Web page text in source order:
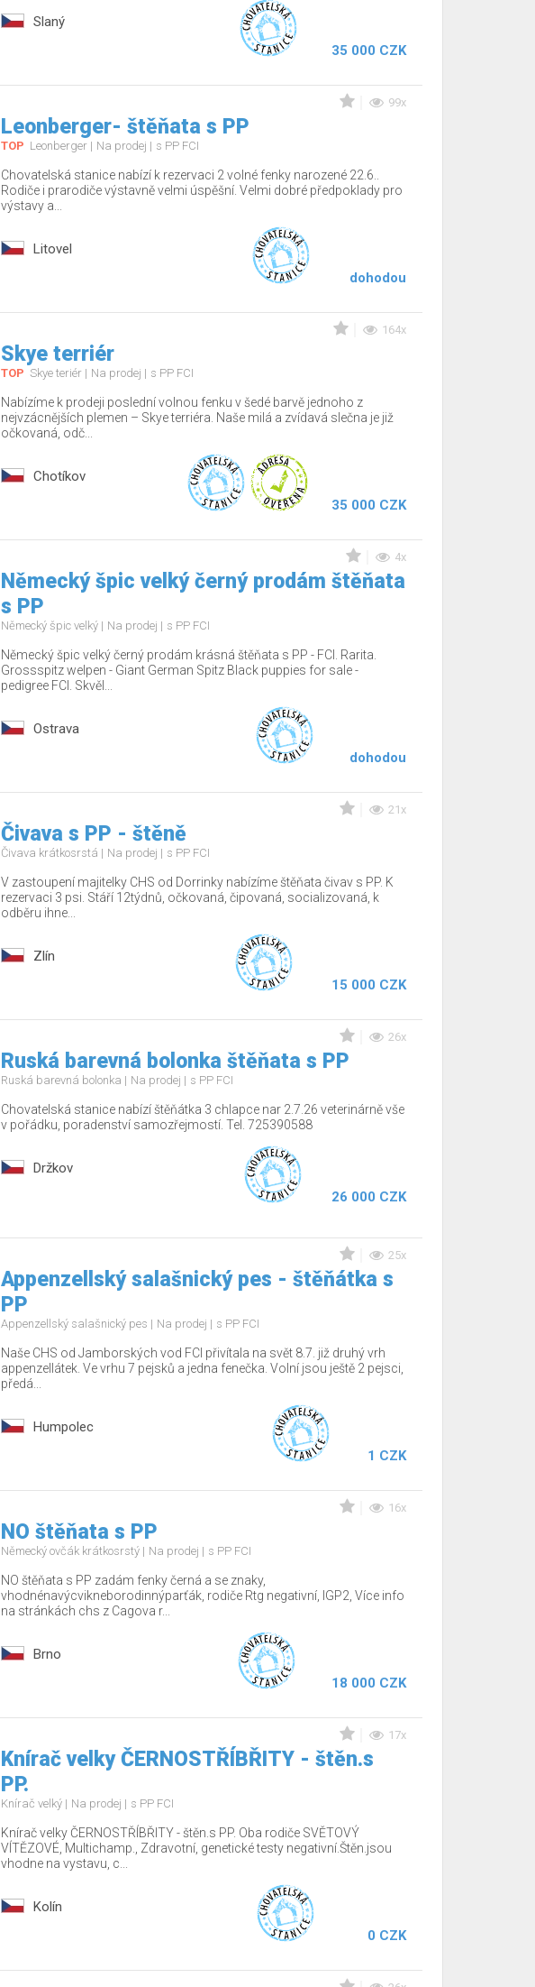
Slaný
35 000 CZK
99x
Leonberger- štěňata s PP
TOP Leonberger Na prodej s PP FCI
Chovatelská stanice nabízí k rezervaci 2 volné fenky narozené 22.6..
Rodiče i prarodiče výstavně velmi úspěšní. Velmi dobré předpoklady pro
výstavy a...
Litovel
dohodou
164x
Skye terriér
TOP Skye teriér Na prodej s PP FCI
Nabízíme k prodeji poslední volnou fenku v šedé barvě jednoho z
nejvzácnějších plemen – Skye terriéra. Naše milá a zvídavá slečna je již
očkovaná, odč...
Chotíkov
35 000 CZK
4x
Německý špic velký černý prodám štěňata
s PP
Německý špic velký Na prodej s PP FCI
Německý špic velký černý prodám krásná štěňata s PP - FCI. Rarita.
Grossspitz welpen - Giant German Spitz Black puppies for sale -
pedigree FCI. Skvěl...
Ostrava
dohodou
21x
Čivava s PP - štěně
Čivava krátkosrstá Na prodej s PP FCI
V zastoupení majitelky CHS od Dorrinky nabízíme štěňata čivav s PP. K
rezervaci 3 psi. Stáří 12týdnů, očkovaná, čipovaná, socializovaná, k
odběru ihne...
Zlín
15 000 CZK
26x
Ruská barevná bolonka štěňata s PP
Ruská barevná bolonka Na prodej s PP FCI
Chovatelská stanice nabízí štěňátka 3 chlapce nar 2.7.26 veterinárně vše
v pořádku, poradenství samozřejmostí. Tel. 725390588
Držkov
26 000 CZK
25x
Appenzellský salašnický pes - štěňátka s
PP
Appenzellský salašnický pes Na prodej s PP FCI
Naše CHS od Jamborských vod FCI přivítala na svět 8.7. již druhý vrh
appenzellátek. Ve vrhu 7 pejsků a jedna fenečka. Volní jsou ještě 2 pejsci,
předá...
Humpolec
1 CZK
16x
NO štěňata s PP
Německý ovčák krátkosrstý Na prodej s PP FCI
NO štěňata s PP zadám fenky černá a se znaky,
vhodnénavýcvikneborodinnýparťák, rodiče Rtg negativní, IGP2, Více info
na stránkách chs z Cagova r...
Brno
18 000 CZK
17x
Knírač velky ČERNOSTŘÍBŘITY - štěn.s
PP.
Knírač velký Na prodej s PP FCI
Knírač velky ČERNOSTŘÍBŘITY - štěn.s PP. Oba rodiče SVĚTOVÝ
VÍTĚZOVÉ, Multichamp., Zdravotní, genetické testy negativní.Štěn.jsou
vhodne na vystavu, c...
Kolín
0 CZK